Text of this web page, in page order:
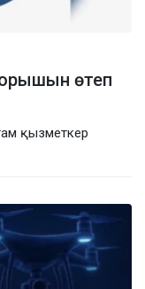
өтеп
қызметкер